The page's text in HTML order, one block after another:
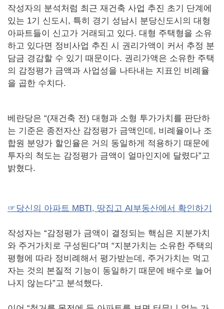
작성자의 분석처럼 최근 재건축 사업 추진 초기 단계에
있는 1기 신도시, 특히 경기 성남시 분당신도시의 대형
아파트들이 신고가 거래되고 있다. 대형 주택형을 소유
하고 있다면 정비사업 추진 시 권리가액이 커서 추정 분
담금 경감할 수 있기 때문이다. 권리가액은 소유한 주택
의 감정평가 금액과 사업성을 나타내는 지표인 비례율
을 곱한 수치다.
베란당은 “(재건축 전) 대형과 소형 투가가치를 판단하
는 기준은 종전자산 감정평가 금액인데, 비례율이나 조
합원 분양가 할인율은 거의 동일하게 적용하기 때문에
투자의 척도는 감정평가 금액이 얼마인지에 달렸다”고
밝혔다.
☞당신의 아파트 MBTI, 땅집고 AI부동산에서 확인하기
작성자는 “감정평가 금액이 결정되는 핵심은 지분가치
와 주거가치로 구성된다”며 “지분가치는 소유한 주택의
평형에 따라 정비례해서 평가받는데, 주거가치는 먹고
자는 것의 본질적 기능이 동일하기 때문에 배수로 늘어
나지 않는다”고 분석했다.